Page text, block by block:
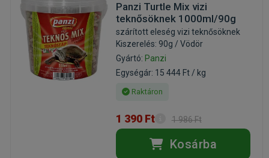
Panzi Turtle Mix vizi
teknősöknek 1000ml/90g
szárított eleség vizi teknősöknek
Kiszerelés: 90g / Vödör
Gyártó: Panzi
Egységár: 15 444 Ft / kg
Raktáron
1 390 Ft 1 986 Ft
Kosárba